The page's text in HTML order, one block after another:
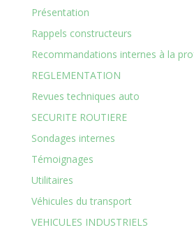
Présentation
Rappels constructeurs
Recommandations internes à la
REGLEMENTATION
Revues techniques auto
SECURITE ROUTIERE
Sondages internes
Témoignages
Utilitaires
Véhicules du transport
VEHICULES INDUSTRIELS